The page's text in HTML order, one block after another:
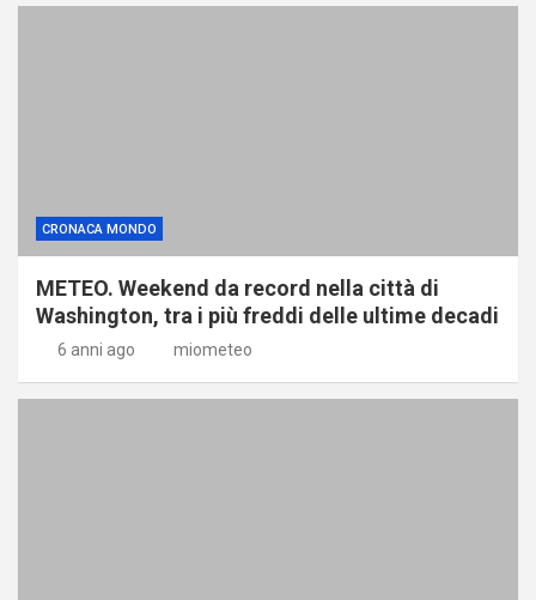
CRONACA MONDO
METEO. Weekend da record nella città di
Washington, tra i più freddi delle ultime decadi
6 anni ago miometeo